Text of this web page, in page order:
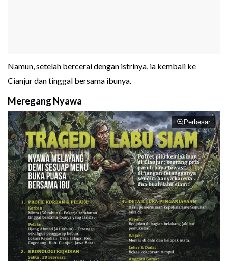
Namun, setelah bercerai dengan istrinya, ia kembali ke
Cianjur dan tinggal bersama ibunya.
Meregang Nyawa
Perbesar